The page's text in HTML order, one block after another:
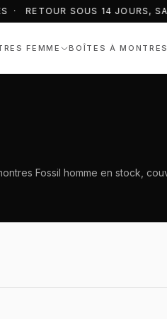
RETOUR SOUS 14 JOURS,
FEMME BOÎTES À
Fossil homme en stock,